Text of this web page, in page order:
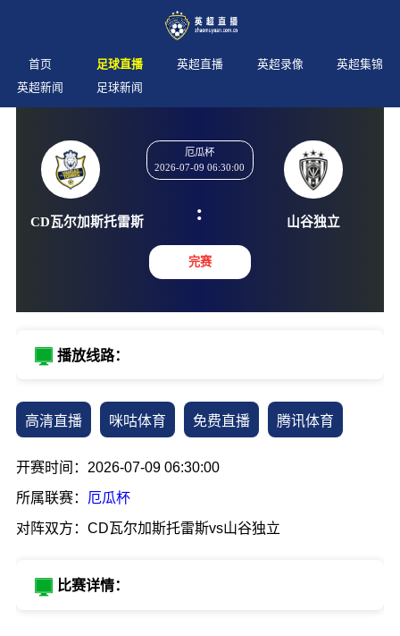
首页 足球直播 英超直播 英超录像
英超集锦
英超新闻
足球新闻
CD瓦尔加斯托雷斯 :
播放线路：
高清直播 咪咕体育 免费直播 腾讯体育
开赛时间：2026-07-09 06:30:00
所属联赛： 厄瓜杯
对阵双方：CD瓦尔加斯托雷斯vs山谷独立
比赛详情：